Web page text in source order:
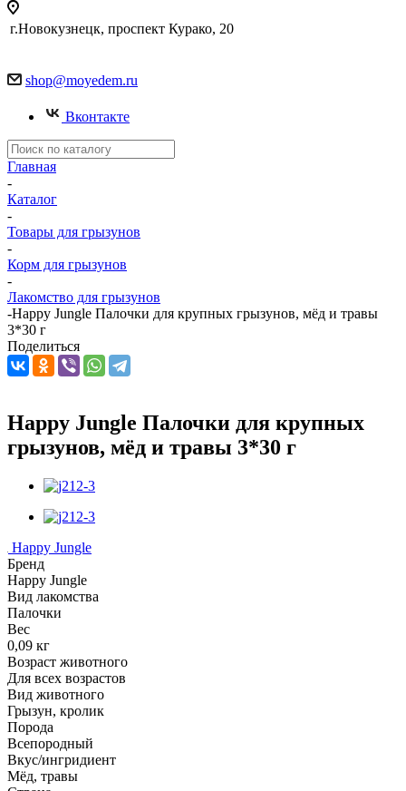
г.Новокузнецк, проспект Курако, 20
shop@moyedem.ru
Вконтакте
Главная
-
Каталог
-
Товары для грызунов
-
Корм для грызунов
-
Лакомство для грызунов
-Happy Jungle Палочки для крупных грызунов, мёд и травы
3*30 г
Поделиться
Happy Jungle Палочки для крупных
грызунов, мёд и травы 3*30 г
Happy Jungle
Бренд
Happy Jungle
Вид лакомства
Палочки
Вес
0,09 кг
Возраст животного
Для всех возрастов
Вид животного
Грызун, кролик
Порода
Всепородный
Вкус/ингридиент
Мёд, травы